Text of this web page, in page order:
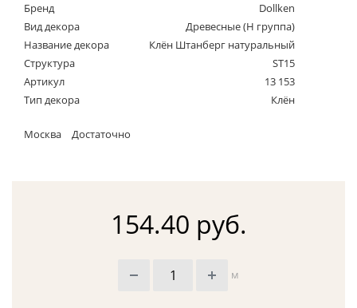
Бренд
Dollken
Вид декора
Древесные (Н группа)
Название декора
Клён Штанберг натуральный
Структура
ST15
Артикул
13 153
Тип декора
Клён
Москва Достаточно
154.40 руб.
м